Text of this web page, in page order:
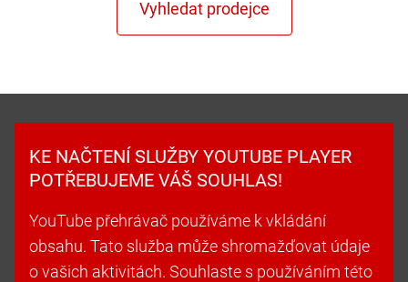
KE NAČTENÍ SLUŽBY YOUTUBE PLAYER
POTŘEBUJEME VÁŠ SOUHLAS!
YouTube přehrávač používáme k vkládání
obsahu. Tato služba může shromažďovat údaje
o vašich aktivitách. Souhlaste s používáním této